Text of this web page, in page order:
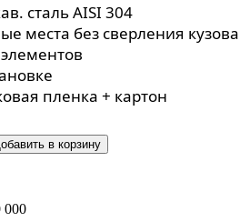
сталь AISI 304
места без сверления кузова
пленка + картон
000